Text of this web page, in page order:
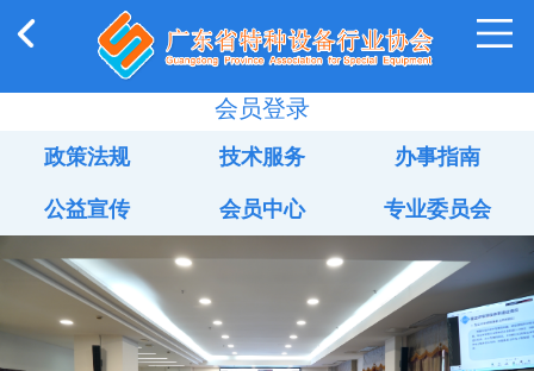
会员登录
政策法规 技术服务 办事指南
公益宣传 会员中心 专业委员会